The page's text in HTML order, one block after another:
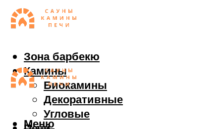
Зона барбекю
Камины
Биокамины
Декоративные
Угловые
Меню